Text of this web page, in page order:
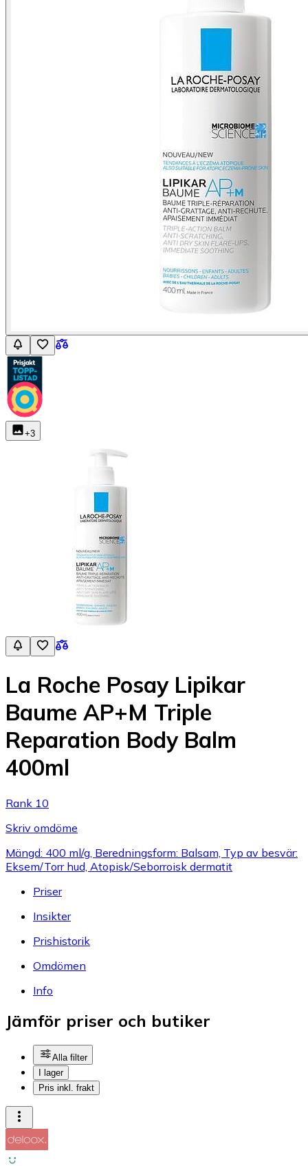
+3
La Roche Posay Lipikar
Baume AP+M Triple
Reparation Body Balm
400ml
Rank 10
Skriv omdöme
Mängd: 400 ml/g, Beredningsform: Balsam, Typ av besvär:
Eksem/Torr hud, Atopisk/Seborroisk dermatit
Priser
Insikter
Prishistorik
Omdömen
Info
Jämför priser och butiker
Alla filter
I lager
Pris inkl. frakt